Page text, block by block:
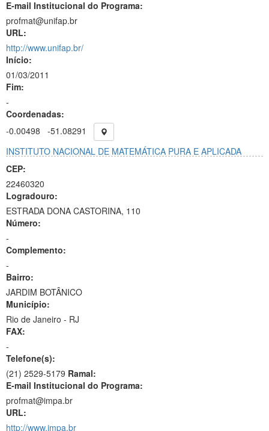
E-mail Institucional do Programa:
profmat@unifap.br
URL:
http://www.unifap.br/
Início:
01/03/2011
Fim:
-
Coordenadas:
-0.00498
-51.08291
INSTITUTO NACIONAL DE MATEMÁTICA PURA E APLICADA
CEP:
22460320
Logradouro:
ESTRADA DONA CASTORINA, 110
Número:
-
Complemento:
-
Bairro:
JARDIM BOTÂNICO
Município:
Rio de Janeiro - RJ
FAX:
-
Telefone(s):
(21) 2529-5179 Ramal:
E-mail Institucional do Programa:
profmat@impa.br
URL:
http://www.impa.br